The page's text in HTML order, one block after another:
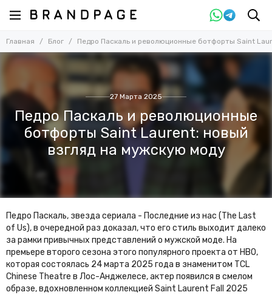
Главная Блог Педро Паскаль и революционные ботфорты Saint
27 Марта 2025
Педро Паскаль и революционные
ботфорты Saint Laurent: новый
взгляд на мужскую моду
Педро Паскаль, звезда сериала - Последние из нас (The Last
of Us), в очередной раз доказал, что его стиль выходит далеко
за рамки привычных представлений о мужской моде. На
премьере второго сезона этого популярного проекта от HBO,
которая состоялась 24 марта 2025 года в знаменитом TCL
Chinese Theatre в Лос-Анджелесе, актер появился в смелом
образе, вдохновленном коллекцией Saint Laurent Fall 2025